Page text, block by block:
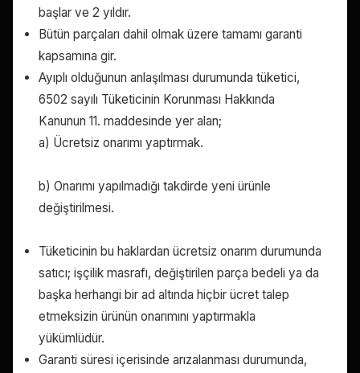
başlar ve 2 yıldır.
Bütün parçaları dahil olmak üzere tamamı garanti
kapsamına gir.
Ayıplı olduğunun anlaşılması durumunda tüketici,
6502 sayılı Tüketicinin Korunması Hakkında
Kanunun 11. maddesinde yer alan;
a) Ücretsiz onarımı yaptırmak.
b) Onarımı yapılmadığı takdirde yeni ürünle
değiştirilmesi.
Tüketicinin bu haklardan ücretsiz onarım durumunda
satıcı; işçilik masrafı, değiştirilen parça bedeli ya da
başka herhangi bir ad altında hiçbir ücret talep
etmeksizin ürünün onarımını yaptırmakla
yükümlüdür.
Garanti süresi içerisinde arızalanması durumunda,